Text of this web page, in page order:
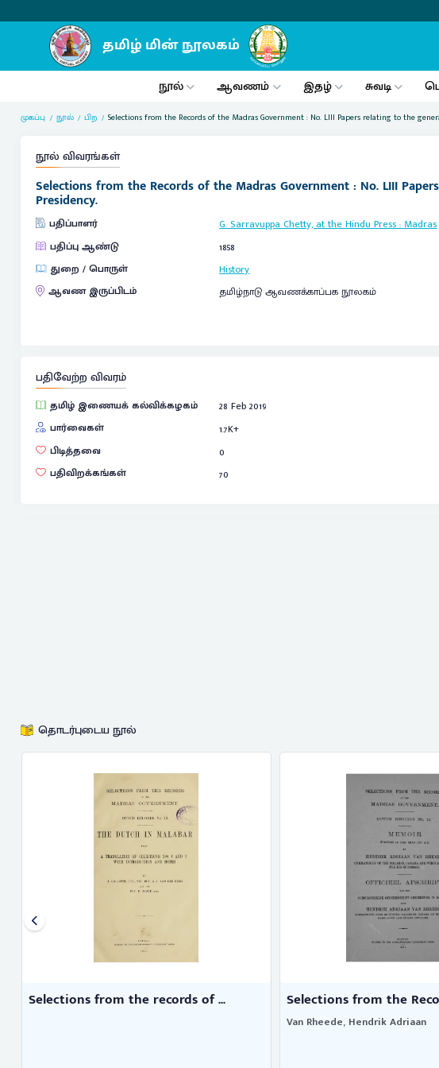
நூல் ஆவணம் இதழ் சுவடி
முகப்பு நூல் பிற Selections from the Records of the Madras Government : No. LIII Papers relating to the
நூல் விவரங்கள்
Selections from the Records of the Madras Government : No. LIII
Presidency.
பதிப்பாளர் G. Sarravuppa Chetty, at the Hindu Press:Madras
பதிப்பு ஆண்டு
1858
துறை / பொருள்
History
ஆவண இருப்பிடம்
தமிழ்நாடு ஆவணக்காப்பக நூலகம்
பதிவேற்ற விவரம்
தமிழ் இணையக் கல்விக்கழகம்
28 Feb 2019
பார்வைகள்
1.7K+
பிடித்தவை
0
பதிவிறக்கங்கள்
70
தொடர்புடைய நூல்
Selections from the records of ... Selections from the
Van Rheede, Hendrik Adriaan